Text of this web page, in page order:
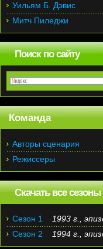
Уильям Б. Дэвис
Митч Пиледжи
Поиск по сайту
Команда
Авторы сценария
Режиссеры
Скачать все сезоны
Сезон 1
1993 г.,
Сезон 2
1994 г.,